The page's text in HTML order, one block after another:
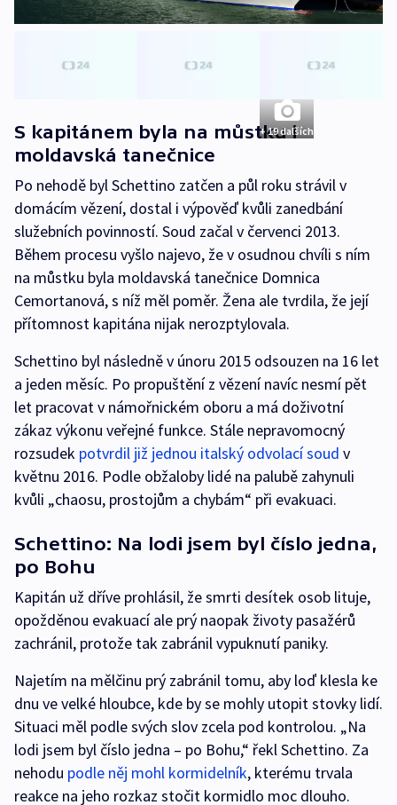
+ 19 dalších
S kapitánem byla na můstku i
moldavská tanečnice
Po nehodě byl Schettino zatčen a půl roku strávil v
domácím vězení, dostal i výpověď kvůli zanedbání
služebních povinností. Soud začal v červenci 2013.
Během procesu vyšlo najevo, že v osudnou chvíli s ním
na můstku byla moldavská tanečnice Domnica
Cemortanová, s níž měl poměr. Žena ale tvrdila, že její
přítomnost kapitána nijak nerozptylovala.
Schettino byl následně v únoru 2015 odsouzen na 16 let
a jeden měsíc. Po propuštění z vězení navíc nesmí pět
let pracovat v námořnickém oboru a má doživotní
zákaz výkonu veřejné funkce. Stále nepravomocný
rozsudek potvrdil již jednou italský odvolací soud v
květnu 2016. Podle obžaloby lidé na palubě zahynuli
kvůli „chaosu, prostojům a chybám“ při evakuaci.
Schettino: Na lodi jsem byl číslo jedna,
po Bohu
Kapitán už dříve prohlásil, že smrti desítek osob lituje,
opožděnou evakuací ale prý naopak životy pasažérů
zachránil, protože tak zabránil vypuknutí paniky.
Najetím na mělčinu prý zabránil tomu, aby loď klesla ke
dnu ve velké hloubce, kde by se mohly utopit stovky lidí.
Situaci měl podle svých slov zcela pod kontrolou. „Na
lodi jsem byl číslo jedna – po Bohu,“ řekl Schettino. Za
nehodu podle něj mohl kormidelník, kterému trvala
reakce na jeho rozkaz stočit kormidlo moc dlouho.